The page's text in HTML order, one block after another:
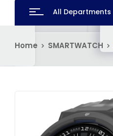
All Departments
Home SMARTWATCH